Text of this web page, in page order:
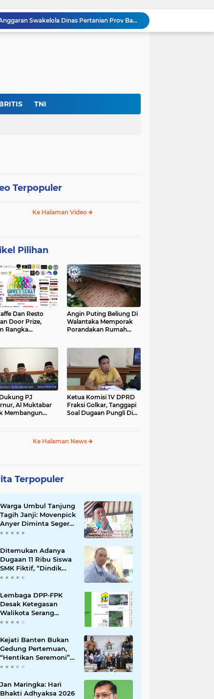
Dir- Eksekutif FPK Soroti Anggaran Swakelola Dinas Pertanian Prov Banten ‘Disembunyikan’Dari SiRUP LKPP, (Cacat Transparansi)
Jan Maringka: Hari Bhakti Adhyaksa 2026 Harus Menjadi Momentum Reformasi di Tubuh Kejaksaan
Skandal Data "Siswa Siluman" di Banten: Anggaran Rp.17 Miliar Terancam Bocor, Sistem Dapodik Dipertanyakan.?
TNI
Terpopuler
Ke Halaman Video
Pilihan
Dan Resto
Door Prize,
Rangka
Angin Puting Beliung Di
Walantaka Memporak
Porandakan Rumah
PJ
Al Muktabar
Membangun
Ketua Komisi 1V DPRD
Fraksi Golkar, Tanggapi
Soal Dugaan Pungli Di
Ke Halaman News
Terpopuler
Warga Umbul Tanjung
Tagih Janji: Movenpick
Anyer Diminta Segera
Buka Akses Jalan Ke
Ditemukan Adanya
Dugaan 11 Ribu Siswa
SMK Fiktif, “Dindik
Banten Bungkam
Lembaga DPP-FPK
Desak Ketegasan
Walikota Serang
Untuk Menghentikan
Alun-Alun
Kejati Banten Bukan
Gedung Pertemuan,
“Hentikan Seremoni”
Fokus Tuntaskan
Jan Maringka: Hari
Bhakti Adhyaksa 2026